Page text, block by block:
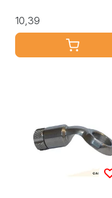
10,39